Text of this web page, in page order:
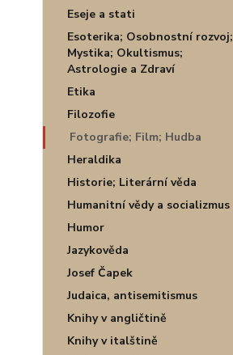
Eseje a stati
Esoterika; Osobnostní rozvoj;
Mystika; Okultismus;
Astrologie a Zdraví
Etika
Filozofie
Fotografie; Film; Hudba
Heraldika
Historie; Literární věda
Humanitní vědy a socializmus
Humor
Jazykověda
Josef Čapek
Judaica, antisemitismus
Knihy v angličtině
Knihy v italštině